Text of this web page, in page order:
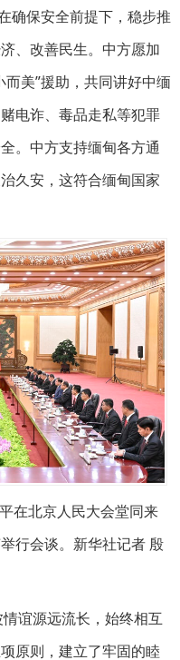
确保安全前提下，稳步推
、改善民生。中方愿加
美”援助，共同讲好中缅
电诈、毒品走私等犯罪
。中方支持缅甸各方通
久安，这符合缅甸国家
在北京人民大会堂同来
行会谈。新华社记者 殷
谊源远流长，始终相互
原则，建立了牢固的睦